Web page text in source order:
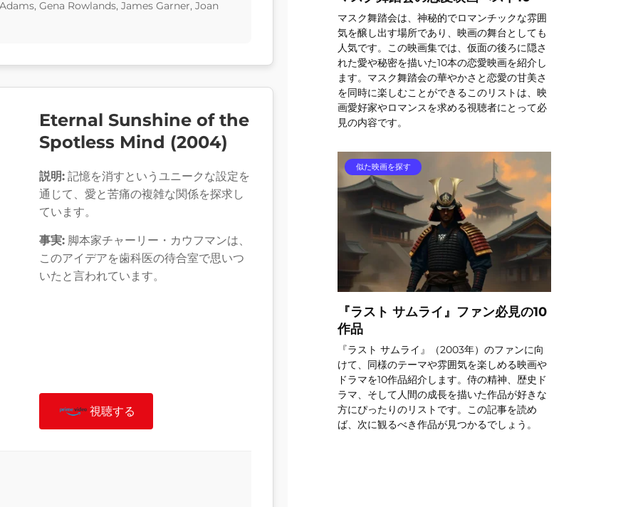
Gena Rowlands, James Garner, Joan
Eternal Sunshine of the
Spotless Mind (2004)
説明: 記憶を消すというユニークな設定を
通じて、愛と苦痛の複雑な関係を探求し
ています。
事実: 脚本家チャーリー・カウフマンは、
このアイデアを歯科医の待合室で思いつ
いたと言われています。
視聴する
マスク舞踏会は、神秘的でロマンチックな雰囲
気を醸し出す場所であり、映画の舞台としても
人気です。この映画集では、仮面の後ろに隠さ
れた愛や秘密を描いた10本の恋愛映画を紹介し
ます。マスク舞踏会の華やかさと恋愛の甘美さ
を同時に楽しむことができるこのリストは、映
画愛好家やロマンスを求める視聴者にとって必
見の内容です。
似た映画を探す
『ラスト サムライ』ファン必見の10
作品
『ラスト サムライ』（2003年）のファンに向
けて、同様のテーマや雰囲気を楽しめる映画や
ドラマを10作品紹介します。侍の精神、歴史ド
ラマ、そして人間の成長を描いた作品が好きな
方にぴったりのリストです。この記事を読め
ば、次に観るべき作品が見つかるでしょう。